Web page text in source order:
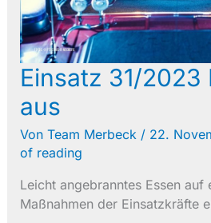
Einsatz 31/2023
aus
Von Team Merbeck / 22.
of reading
Leicht angebranntes Essen auf
Maßnahmen der Einsatzkräfte